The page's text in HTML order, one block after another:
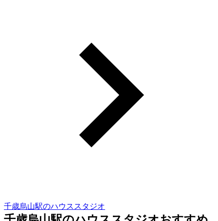
千歳烏山駅のハウススタジオ